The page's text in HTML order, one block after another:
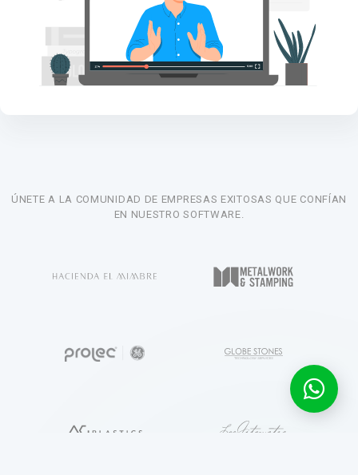
ÚNETE A LA COMUNIDAD DE EMPRESAS EXITOSAS QUE CONFÍAN
EN NUESTRO SOFTWARE.